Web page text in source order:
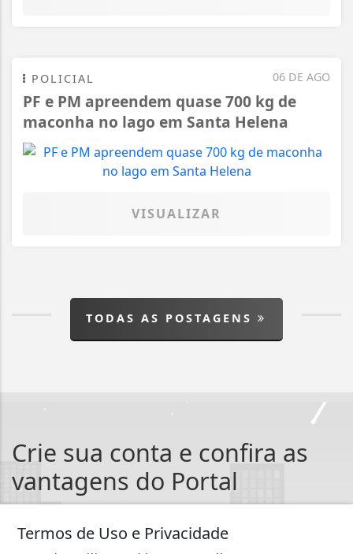
06 DE AGO
POLICIAL
PF e PM apreendem quase 700 kg de
maconha no lago em Santa Helena
VISUALIZAR
TODAS AS POSTAGENS
Crie sua conta e confira as
vantagens do Portal
Você pode ler matérias exclusivas, anunciar
classificados e muito mais!
Termos de Uso e Privacidade